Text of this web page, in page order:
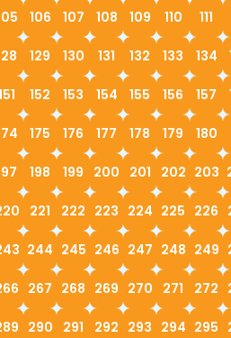
106 107 108 109 110 111
129 130 131 132 133 134
152 153 154 155 156 157
175 176 177 178 179 180
198 199 200 201 202 203
221 222 223 224 225 226
244 245 246 247 248 249
267 268 269 270 271 272
290 291 292 293 294 295